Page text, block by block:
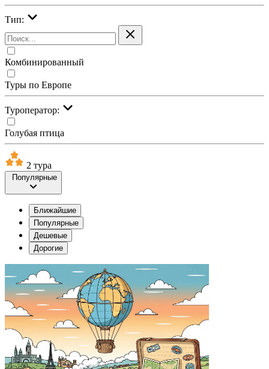
Тип:
Комбинированный
Туры по Европе
Туроператор:
Голубая птица
2 тура
Популярные
Ближайшие
Популярные
Дешевые
Дорогие